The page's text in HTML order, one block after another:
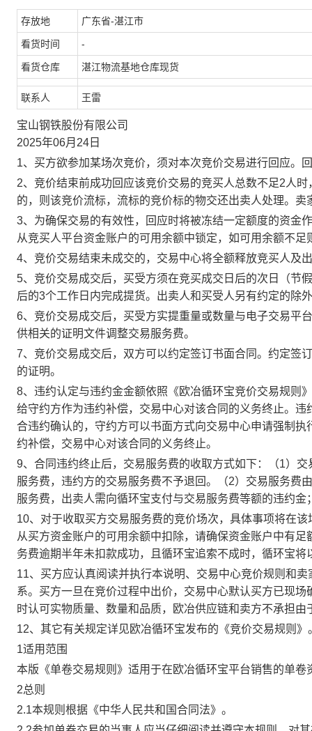
存放地 广东省-湛江市
看货时间 -
看货仓库 湛江物流基地仓库现货
联系人 王雷
宝山钢铁股份有限公司
2025年06月24日
1、买方欲参加某场次竞价，须对本次竞价交易进行回应。
2、竞价结束前成功回应该竞价交易的竞买人总数不足2人
的，则该竞价流标，流标的竞价标的物交还出卖人处理。
3、为确保交易的有效性，回应时将被冻结一定额度的资金
从竞买人平台资金账户的可用余额中锁定，如可用余额不足
4、竞价交易结束未成交的，交易中心将全额释放竞买人及
5、竞价交易成交后，买受方须在竞买成交日后的次日（节
后的3个工作日内完成提货。出卖人和买受人另有约定的除
6、竞价交易成交后，买受方实提重量或数量与电子交易平
供相关的证明文件调整交易服务费。
7、竞价交易成交后，双方可以约定签订书面合同。约定签
的证明。
8、违约认定与违约金金额依照《欧冶循环宝竞价交易规则
给守约方作为违约补偿，交易中心对该合同的义务终止。
合违约确认的，守约方可以书面方式向交易中心申请强制
约补偿，交易中心对该合同的义务终止。
9、合同违约终止后，交易服务费的收取方式如下：（1）
服务费，违约方的交易服务费不予退回。（2）交易服务费
服务费，出卖人需向循环宝支付与交易服务费等额的违约
10、对于收取买方交易服务费的竞价场次，具体事项将在
从买方资金账户的可用余额中扣除，请确保资金账户中有
务费逾期半年未扣款成功，且循环宝追索不成时，循环宝将
11、买方应认真阅读并执行本说明、交易中心竞价规则和
系。买方一旦在竞价过程中出价，交易中心默认买方已现
时认可实物质量、数量和品质，欧冶供应链和卖方不承担由
12、其它有关规定详见欧冶循环宝发布的《竞价交易规则》
1适用范围
本版《单卷交易规则》适用于在欧冶循环宝平台销售的单卷
2总则
2.1本规则根据《中华人民共和国合同法》。